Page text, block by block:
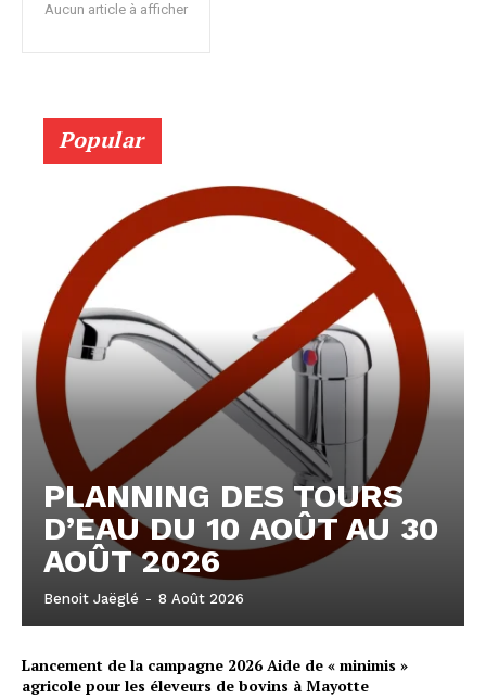
Aucun article à afficher
Popular
PLANNING DES TOURS
D’EAU DU 10 AOÛT AU 30
AOÛT 2026
Benoit Jaëglé - 8 Août 2026
Lancement de la campagne 2026 Aide de « minimis »
agricole pour les éleveurs de bovins à Mayotte